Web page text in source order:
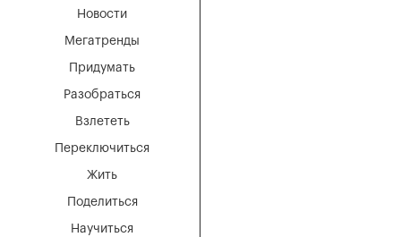
Мегатренды
Придумать
Разобраться
Взлететь
Новости
Переключиться
Жить
Поделиться
Научиться